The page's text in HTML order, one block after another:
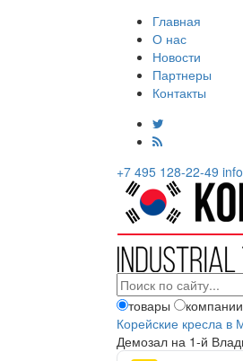
Главная
О нас
Новости
Партнеры
Контакты
+7 495 128-22-49
товары компании
Корейские кресла в
Демозал на 1-й